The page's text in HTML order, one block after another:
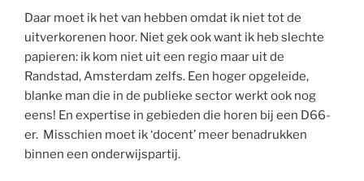
Daar moet ik het van hebben omdat ik niet tot de
uitverkorenen hoor. Niet gek ook want ik heb slechte
papieren: ik kom niet uit een regio maar uit de
Randstad, Amsterdam zelfs. Een hoger opgeleide,
blanke man die in de publieke sector werkt ook nog
eens! En expertise in gebieden die horen bij een D66-
er. Misschien moet ik ‘docent’ meer benadrukken
binnen een onderwijspartij.